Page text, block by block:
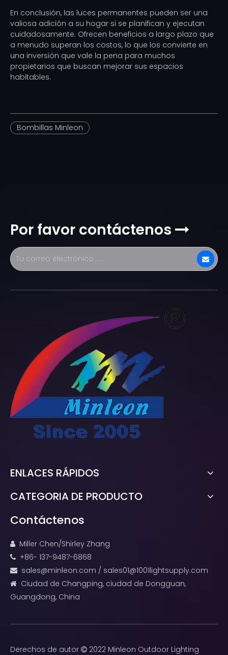
En conclusión, las luces permanentes pueden ser una
valiosa adición a su hogar si se planifican y ejecutan
cuidadosamente. Ofrecen beneficios a largo plazo que
a menudo superan los costos, lo que los convierte en
una inversión que vale la pena para muchos
propietarios que buscan mejorar sus espacios
habitables.
Bombillas Minleon
Por favor contáctenos 
ENLACES RÁPIDOS
CATEGORIA DE PRODUCTO
Contáctenos
 Miller Chen/Shirley Zhang
 +86- 137-9487-6868
 sales@minleon.com / sales01@1001lightsupply.com

Ciudad de Changping, ciudad de Dongguan,
Guangdong, China
Derechos de autor  2022 Minleon Outdoor Lighting